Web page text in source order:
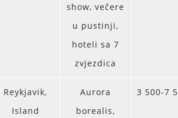
show, večere
u pustinji,
hoteli sa 7
zvjezdica
Reykjavik,
Island
Aurora
borealis,
3 500-7